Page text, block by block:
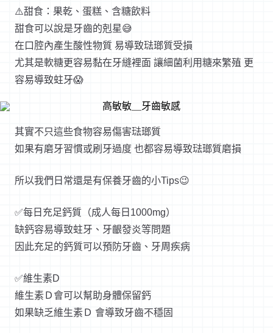
⚠️甜食：果乾、蛋糕、含糖飲料
甜食可以說是牙齒的剋星😅
在口腔內產生酸性物質 易導致琺瑯質受損
尤其是軟糖更容易黏在牙縫裡面 讓細菌利用糖來繁殖 更
容易導致蛀牙😱
其實不只這些食物容易傷害琺瑯質
如果有磨牙習慣或刷牙過度 也都容易導致琺瑯質磨損
所以我們日常還是有保養牙齒的小Tips😉
✅每日充足鈣質（成人每日1000mg）
缺鈣容易導致蛀牙、牙齦發炎等問題
因此充足的鈣質可以預防牙齒、牙周疾病
✅維生素D
維生素Ｄ會可以幫助身體保留鈣
如果缺乏維生素Ｄ 會導致牙齒不穩固